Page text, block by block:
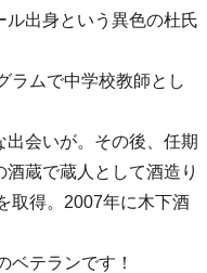
ル出身という異色の杜氏
ラムで中学校教師とし
会いが。その後、任期
蔵で蔵人として酒造り
取得。2007年に木下酒
ベテランです！